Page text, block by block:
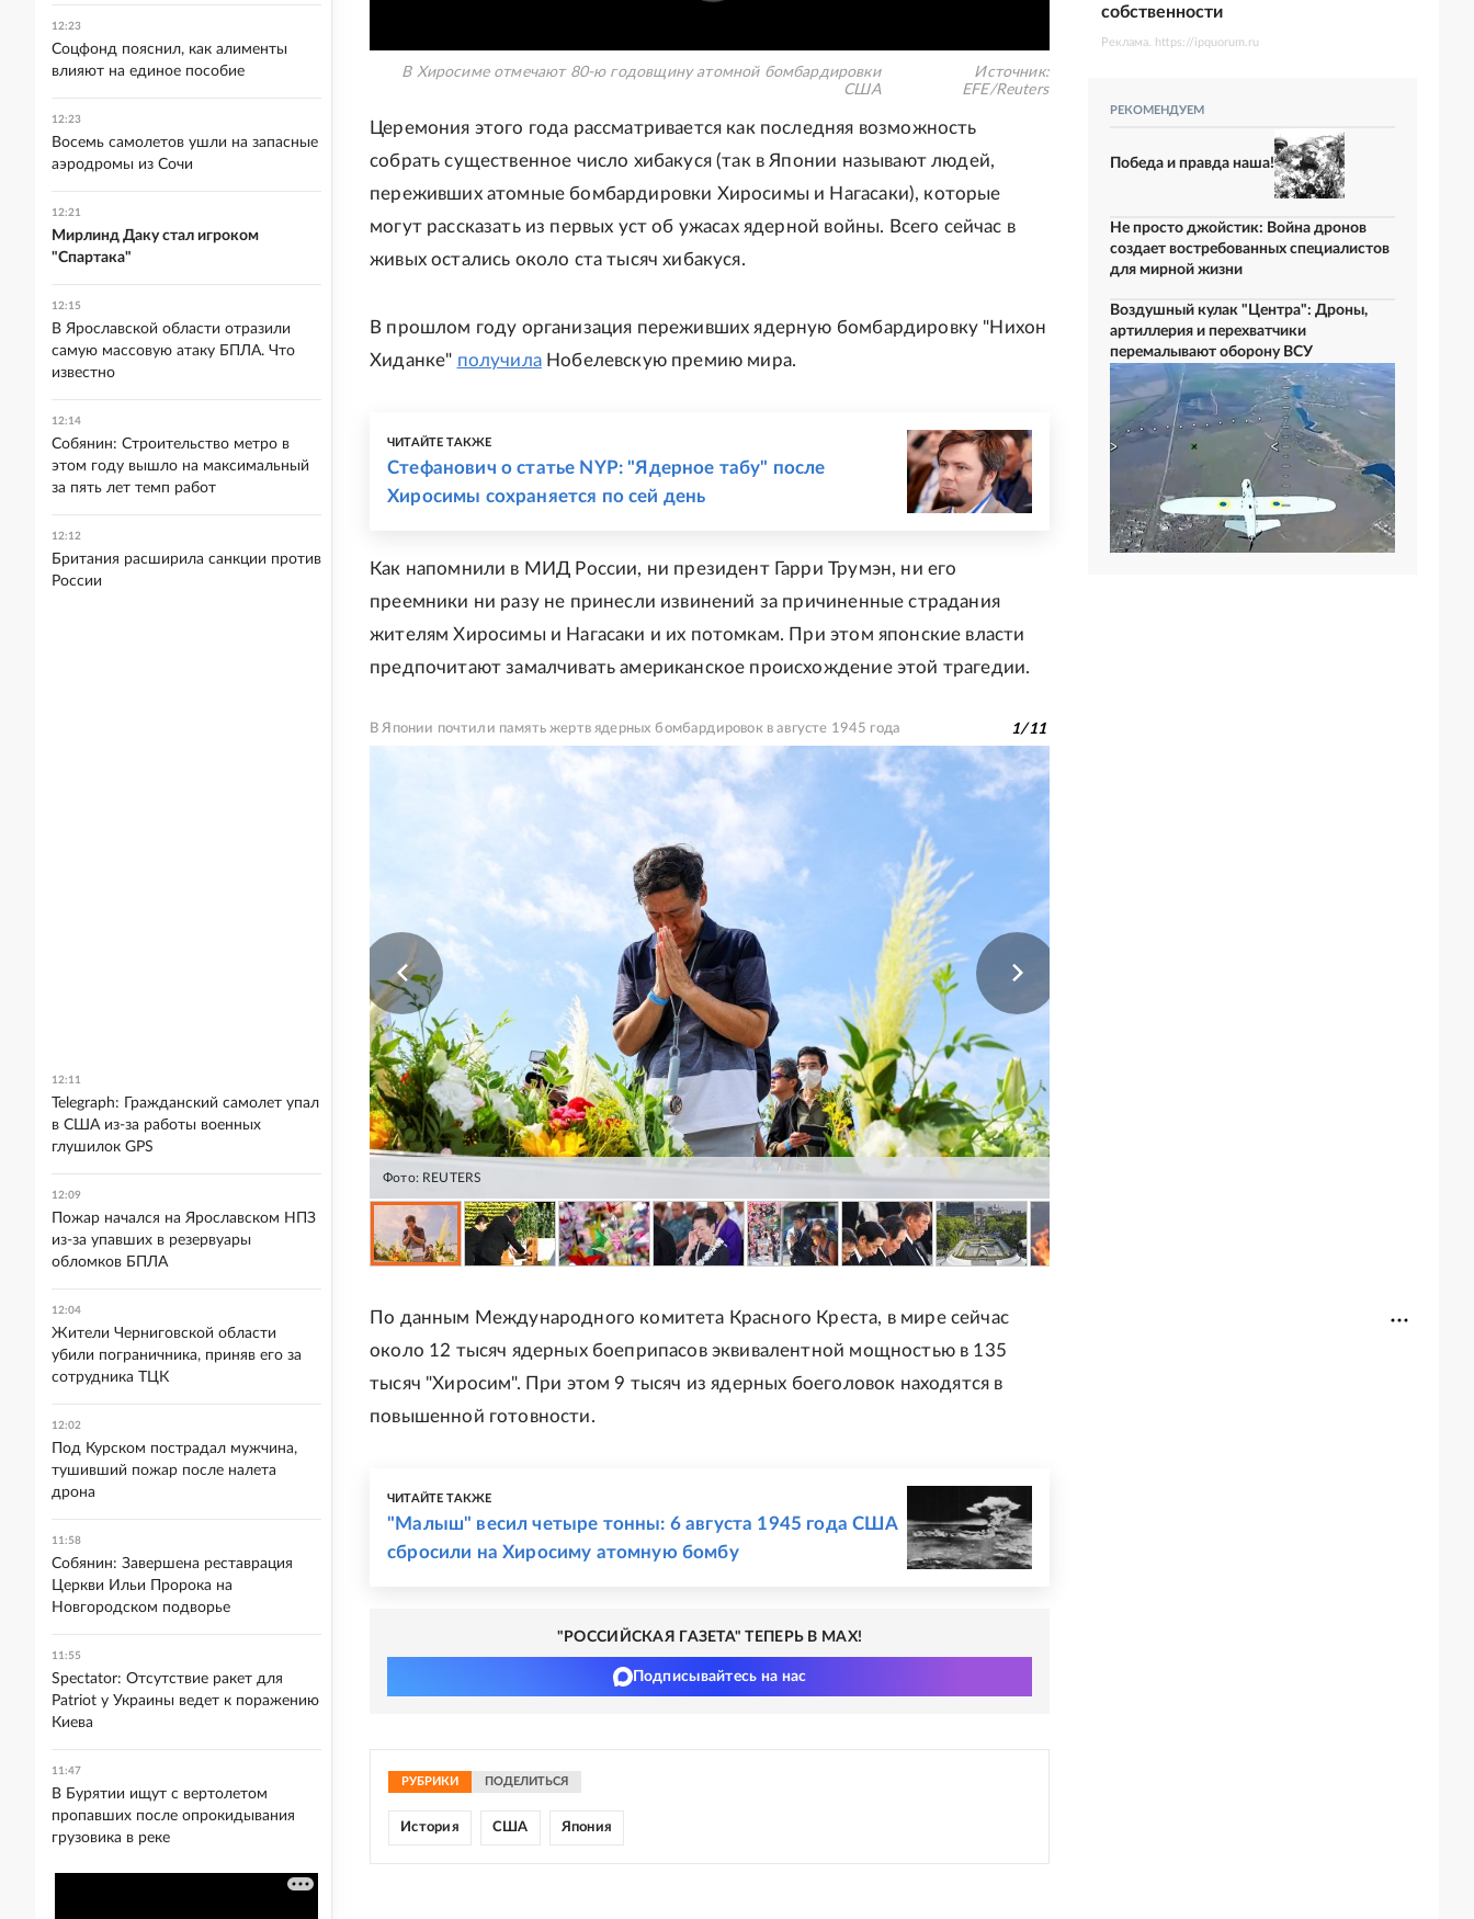
В Хиросиме отмечают 80-ю годовщину атомной бомбардировки
США
Источник:
EFE/Reuters
Церемония этого года рассматривается как последняя возможность
собрать существенное число хибакуся (так в Японии называют людей,
переживших атомные бомбардировки Хиросимы и Нагасаки), которые
могут рассказать из первых уст об ужасах ядерной войны. Всего сейчас в
живых остались около ста тысяч хибакуся.
В прошлом году организация переживших ядерную бомбардировку "Нихон
Хиданке" получилаНобелевскую премию мира.
ЧИТАЙТЕ ТАКЖЕ
Стефанович о статье NYP: "Ядерное табу" после
Хиросимы сохраняется по сей день
Как напомнили в МИД России, ни президент Гарри Трумэн, ни его
преемники ни разу не принесли извинений за причиненные страдания
жителям Хиросимы и Нагасаки и их потомкам. При этом японские власти
предпочитают замалчивать американское происхождение этой трагедии.
В Японии почтили память жертв ядерных бомбардировок в августе 1945 года 1/11
Фото: REUTERS
По данным Международного комитета Красного Креста, в мире сейчас
около 12 тысяч ядерных боеприпасов эквивалентной мощностью в 135
тысяч "Хиросим". При этом 9 тысяч из ядерных боеголовок находятся в
повышенной готовности.
ЧИТАЙТЕ ТАКЖЕ
"Малыш" весил четыре тонны: 6 августа 1945 года США
сбросили на Хиросиму атомную бомбу
"РОССИЙСКАЯ ГАЗЕТА" ТЕПЕРЬ В MAX!
Подписывайтесь на нас
РУБРИКИ ПОДЕЛИТЬСЯ
История США Япония
собственности
Реклама. https://ipquorum.ru
РЕКОМЕНДУЕМ
Победа и правда наша!
Не просто джойстик: Война дронов
создает востребованных специалистов
для мирной жизни
Воздушный кулак "Центра": Дроны,
артиллерия и перехватчики
перемалывают оборону ВСУ
12:23
Соцфонд пояснил, как алименты
влияют на единое пособие
12:23
Восемь самолетов ушли на запасные
аэродромы из Сочи
12:21
Мирлинд Даку стал игроком
"Спартака"
12:15
В Ярославской области отразили
самую массовую атаку БПЛА. Что
известно
12:14
Собянин: Строительство метро в
этом году вышло на максимальный
за пять лет темп работ
12:12
Британия расширила санкции против
России
12:11
Telegraph: Гражданский самолет упал
в США из-за работы военных
глушилок GPS
12:09
Пожар начался на Ярославском НПЗ
из-за упавших в резервуары
обломков БПЛА
12:04
Жители Черниговской области
убили пограничника, приняв его за
сотрудника ТЦК
12:02
Под Курском пострадал мужчина,
тушивший пожар после налета
дрона
11:58
Собянин: Завершена реставрация
Церкви Ильи Пророка на
Новгородском подворье
11:55
Spectator: Отсутствие ракет для
Patriot у Украины ведет к поражению
Киева
11:47
В Бурятии ищут с вертолетом
пропавших после опрокидывания
грузовика в реке